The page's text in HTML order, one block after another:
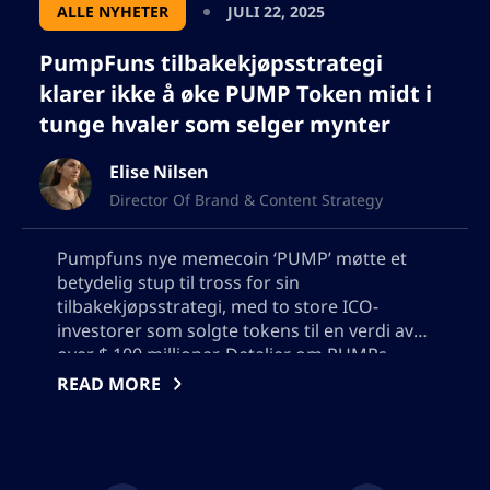
ALLE NYHETER JULI 22, 2025
PumpFuns tilbakekjøpsstrategi
klarer ikke å øke PUMP Token midt i
tunge hvaler som selger mynter
Elise Nilsen
Director Of Brand & Content Strategy
Pumpfuns nye memecoin ‘PUMP’ møtte et
betydelig stup til tross for sin
tilbakekjøpsstrategi, med to store ICO-
investorer som solgte tokens til en verdi av
over $ 100 millioner. Detaljer om PUMPs
regelmessige tilbakekjøp er fortsatt uklare.
READ MORE